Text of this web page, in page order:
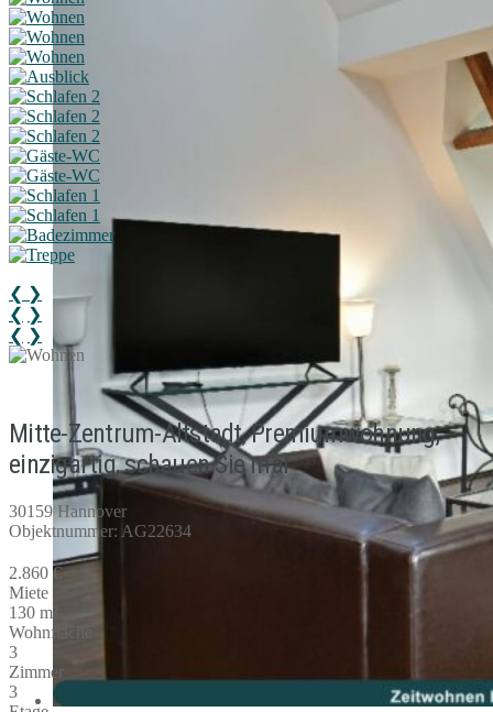
❮ ❯
❮ ❯
❮ ❯
Mitte-Zentrum-Altstadt, Premiumwohnung,
einzigartig, schauen Sie mal
30159 Hannover
Objektnummer: AG22634
2.860 €
Miete
130 m²
Wohnfläche
3
Zimmer
3